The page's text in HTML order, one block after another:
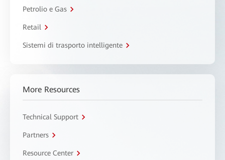
Petrolio e Gas
Retail
Sistemi di trasporto intelligente
More Resources
Technical Support
Partners
Resource Center